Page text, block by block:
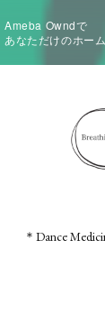
Ameba Owndで
あなただけのホー
＊Dance